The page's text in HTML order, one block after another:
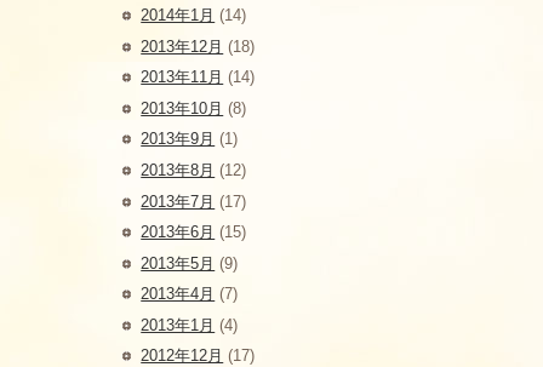
2014年1月 (14)
2013年12月 (18)
2013年11月 (14)
2013年10月 (8)
2013年9月 (1)
2013年8月 (12)
2013年7月 (17)
2013年6月 (15)
2013年5月 (9)
2013年4月 (7)
2013年1月 (4)
2012年12月 (17)